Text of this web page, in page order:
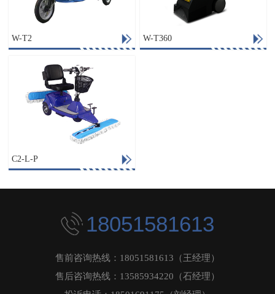
W-T2 W-T360
C2-L-P
18051581613
售前咨询热线：18051581613（王经理）
售后咨询热线：13585934220（石经理）